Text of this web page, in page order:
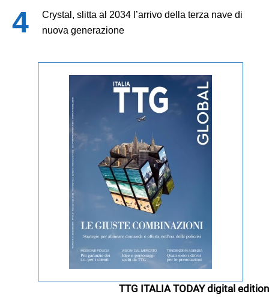
Crystal, slitta al 2034 l’arrivo della terza nave di
nuova generazione
TTG ITALIA TODAY digital edition